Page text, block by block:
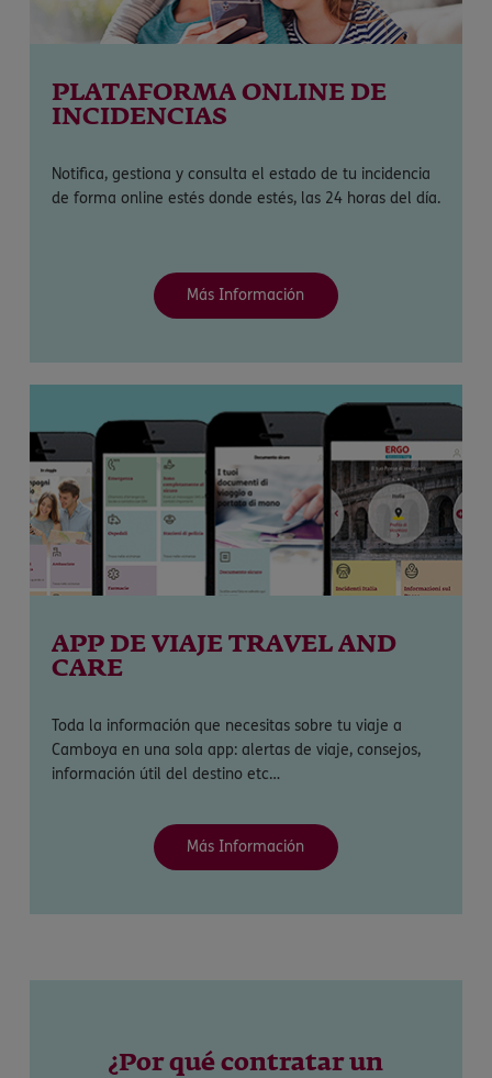
PLATAFORMA ONLINE DE
INCIDENCIAS
Notifica, gestiona y consulta el estado de tu incidencia
de forma online estés donde estés, las 24 horas del día.
Más Información
APP DE VIAJE TRAVEL AND
CARE
Toda la información que necesitas sobre tu viaje a
Camboya en una sola app: alertas de viaje, consejos,
información útil del destino etc…
Más Información
¿Por qué contratar un